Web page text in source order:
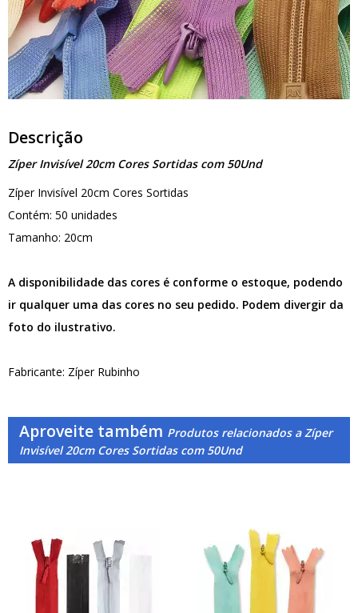
Descrição
Zíper Invisível 20cm Cores Sortidas com 50Und
Zíper Invisível 20cm Cores Sortidas
Contém: 50 unidades
Tamanho: 20cm
A disponibilidade das cores é conforme o estoque, podendo
ir qualquer uma das cores no seu pedido. Podem divergir da
foto do ilustrativo.
Fabricante: Zíper Rubinho
Aproveite também Produtos relacionados a Zíper
Invisível 20cm Cores Sortidas com 50Und